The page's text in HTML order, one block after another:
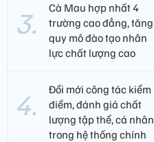
Cà Mau hợp nhất 4
trường cao đẳng, tăng
quy mô đào tạo nhân
lực chất lượng cao
Đổi mới công tác kiểm
điểm, đánh giá chất
lượng tập thể, cá nhân
trong hệ thống chính